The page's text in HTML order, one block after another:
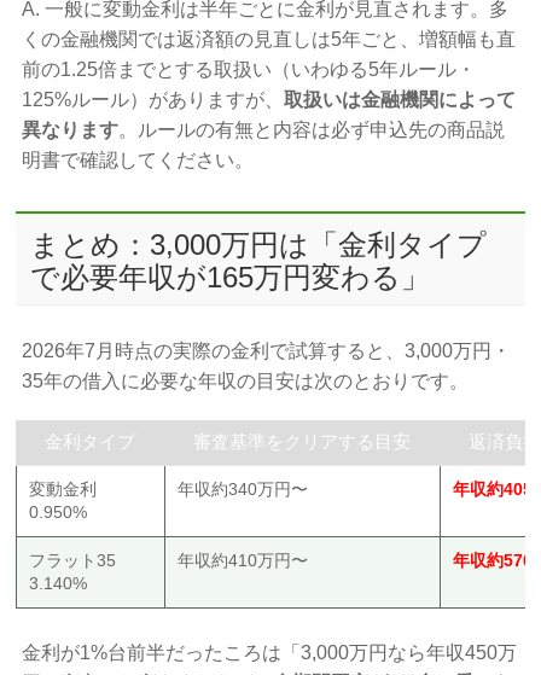
A. 一般に変動金利は半年ごとに金利が見直されます。多
くの金融機関では返済額の見直しは5年ごと、増額幅も直
前の1.25倍までとする取扱い（いわゆる5年ルール・
125%ルール）がありますが、取扱いは金融機関によって
異なります。ルールの有無と内容は必ず申込先の商品説
明書で確認してください。
まとめ：3,000万円は「金利タイプ
で必要年収が165万円変わる」
2026年7月時点の実際の金利で試算すると、3,000万円・
35年の借入に必要な年収の目安は次のとおりです。
金利タイプ 審査基準をクリアする目安 返済負
変動金利
0.950%
年収約340万円〜 年収約405
フラット35
3.140%
年収約410万円〜 年収約570
金利が1%台前半だったころは「3,000万円なら年収450万